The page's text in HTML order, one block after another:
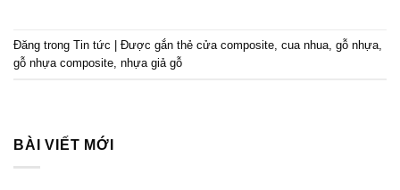
Đăng trong Tin tức Được gắn thẻ cửa composite cua nhua gỗ nhựa
gỗ nhựa composite nhựa giả gỗ
BÀI VIẾT MỚI